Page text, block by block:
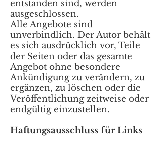
entstanden sind, werden
ausgeschlossen.
Alle Angebote sind
unverbindlich. Der Autor behält
es sich ausdrücklich vor, Teile
der Seiten oder das gesamte
Angebot ohne besondere
Ankündigung zu verändern, zu
ergänzen, zu löschen oder die
Veröffentlichung zeitweise oder
endgültig einzustellen.
Haftungsausschluss für Links